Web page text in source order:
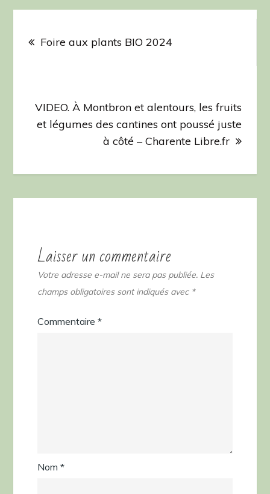
Navigation
de
l’article
Foire aux plants BIO 2024
VIDEO. À Montbron et alentours, les fruits
et légumes des cantines ont poussé juste
à côté – Charente Libre.fr
Laisser un commentaire
Votre adresse e-mail ne sera pas publiée. Les
champs obligatoires sont indiqués avec *
Commentaire*
Nom*